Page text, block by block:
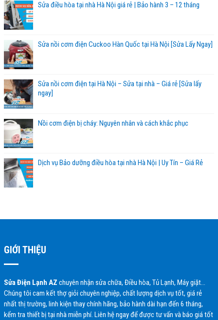
Sửa điều hòa tại nhà Hà Nội giá rẻ | Bảo hành 3 – 12 tháng
Sửa nồi cơm điện Cuckoo Hàn Quốc tại Hà Nội [Sửa Lấy Ngay]
Sửa nồi cơm điện tại Hà Nội – Sửa tại nhà – Giá rẻ [Sửa lấy
ngay]
Nồi cơm điện bị cháy: Nguyên nhân và cách khắc phục
Dịch vụ Bảo dưỡng điều hòa tại nhà Hà Nội | Uy Tín – Giá Rẻ
GIỚI THIỆU
Sửa Điện Lạnh AZ chuyên nhận sửa chữa, Điều hòa, Tủ Lạnh, Máy giặt…
Chúng tôi cam kết thợ giỏi chuyên nghiệp, chất lượng dịch vụ tốt, giá rẻ
nhất thị trường, linh kiện thay chính hãng, bảo hành dài hạn đến 6 tháng,
kểm tra thiết bị tại nhà miễn phí. Liên hệ ngay để được tư vấn và báo giá tốt